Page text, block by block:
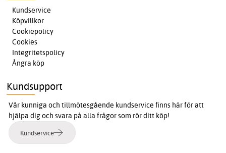
Kundservice
Köpvillkor
Cookiepolicy
Cookies
Integritetspolicy
Ångra köp
Kundsupport
Vår kunniga och tillmötesgående kundservice finns här för att
hjälpa dig och svara på alla frågor som rör ditt köp!
Kundservice